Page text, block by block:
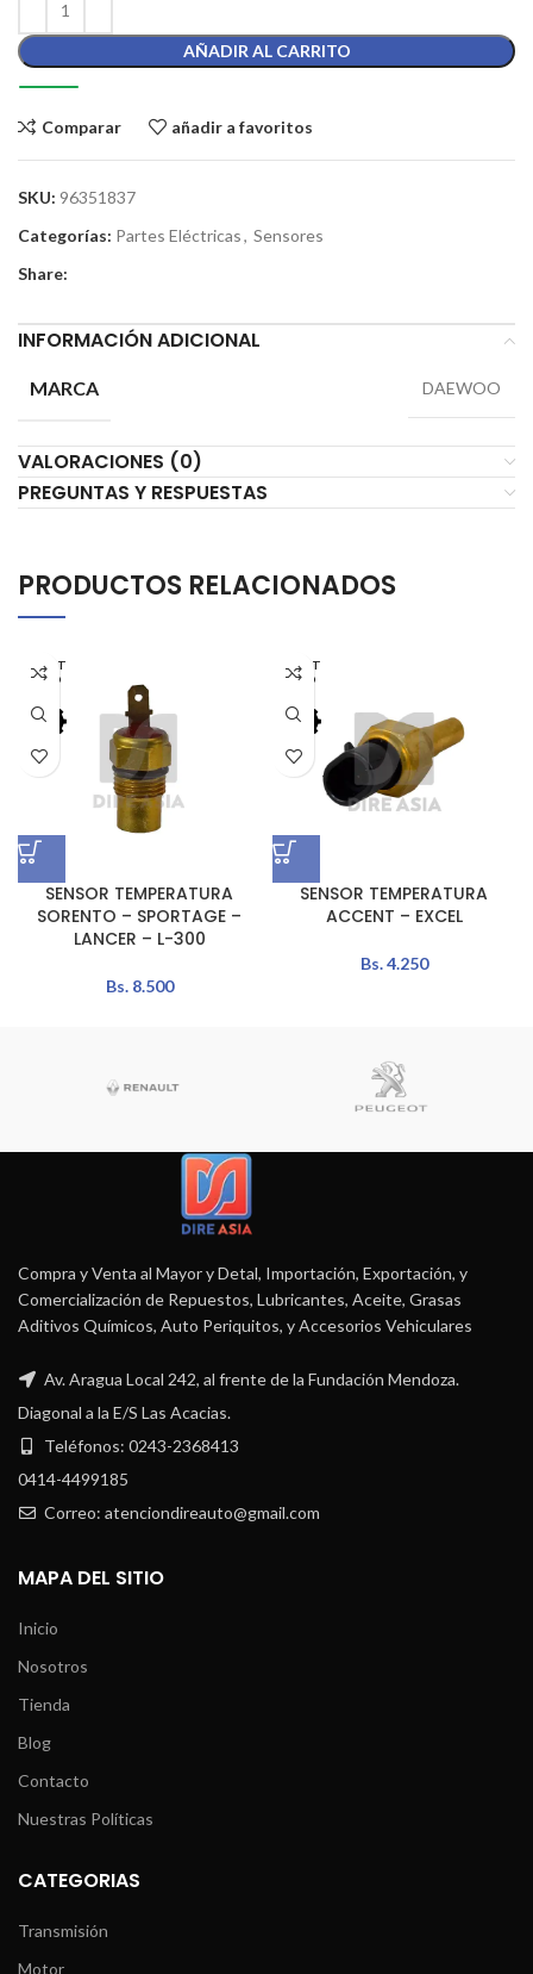
AÑADIR AL CARRITO
Comparar añadir a favoritos
SKU: 96351837
Categorías: Partes Eléctricas, Sensores
Share:
INFORMACIÓN ADICIONAL
MARCA DAEWOO
VALORACIONES (0)
PREGUNTAS Y RESPUESTAS
PRODUCTOS RELACIONADOS
AGOT
ADO
SENSOR TEMPERATURA
SORENTO – SPORTAGE –
LANCER – L-300
Bs.8.500
AGOT
ADO
SENSOR TEMPERATURA
ACCENT – EXCEL
Bs.4.250
Compra y Venta al Mayor y Detal, Importación, Exportación, y
Comercialización de Repuestos, Lubricantes, Aceite, Grasas
Aditivos Químicos, Auto Periquitos, y Accesorios Vehiculares
Av. Aragua Local 242, al frente de la Fundación Mendoza.
Diagonal a la E/S Las Acacias.
Teléfonos: 0243-2368413
0414-4499185
Correo: atenciondireauto@gmail.com
MAPA DEL SITIO
Inicio
Nosotros
Tienda
Blog
Contacto
Nuestras Políticas
CATEGORIAS
Transmisión
Motor